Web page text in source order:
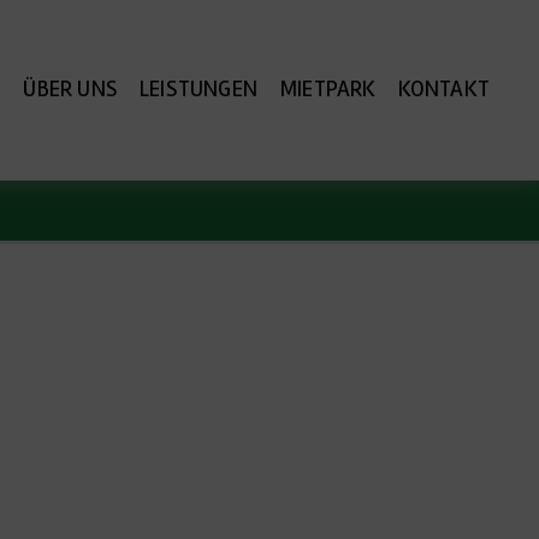
ÜBER UNS LEISTUNGEN MIETPARK KONTAKT